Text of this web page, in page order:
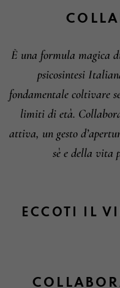
Informazioni su
È una formula magica
psicosintesi
fondamentale coltivare
limiti di età.
attiva, un gesto
sè e della vita
ECCOTI IL